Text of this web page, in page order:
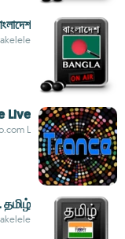
Live
L
தமிழ்